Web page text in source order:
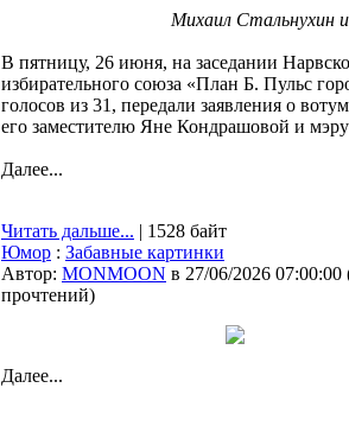
Михаил Стальнухин
В пятницу, 26 июня, на заседании
избирательного союза «План Б. Пульс
голосов из 31, передали заявления о
его заместителю Яне Кондрашовой и
Далее...
Читать дальше... | 1528 байт
Юмор : Забавные картинки
Автор: MONMOON в 27/06/2026 07:00:00
прочтений)
Далее...